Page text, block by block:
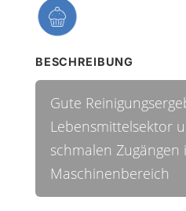
BESCHREIBUNG
Gute
Lebensmittelsektor
schmalen Zugängen
Maschinenbereich